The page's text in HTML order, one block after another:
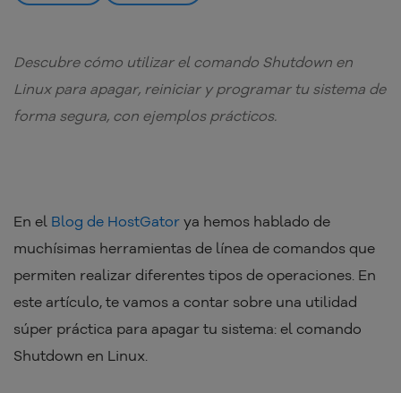
Descubre cómo utilizar el comando Shutdown en
Linux para apagar, reiniciar y programar tu sistema de
forma segura, con ejemplos prácticos.
En el Blog de HostGator ya hemos hablado de
muchísimas herramientas de línea de comandos que
permiten realizar diferentes tipos de operaciones. En
este artículo, te vamos a contar sobre una utilidad
súper práctica para apagar tu sistema: el comando
Shutdown en Linux.